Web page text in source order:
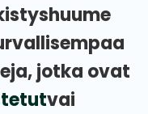
jotka ovat
vai